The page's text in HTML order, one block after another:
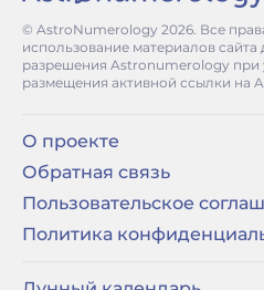
© AstroNumerology 2026. Все
использование материалов сайта
разрешения Astronumerology при
размещения активной ссылки на
О проекте
Обратная связь
Пользовательское
Политика